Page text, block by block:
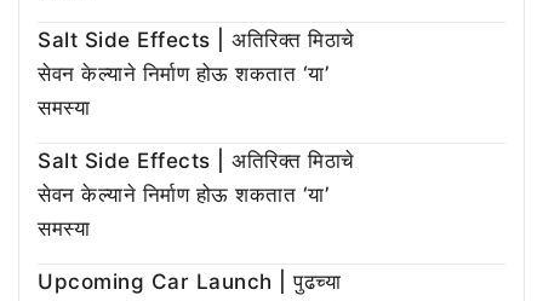
Salt Side Effects | अतिरिक्त मिठाचे
सेवन केल्याने निर्माण होऊ शकतात ‘या’
समस्या
Salt Side Effects | अतिरिक्त मिठाचे
सेवन केल्याने निर्माण होऊ शकतात ‘या’
समस्या
Upcoming Car Launch | पुढच्या